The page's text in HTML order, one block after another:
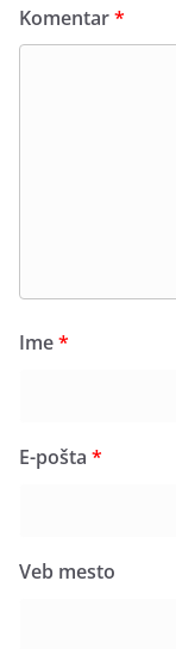
Komentar*
Ime*
E-pošta *
Veb mesto